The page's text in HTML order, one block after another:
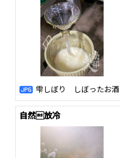
雫しぼり しぼったお酒
自然放冷